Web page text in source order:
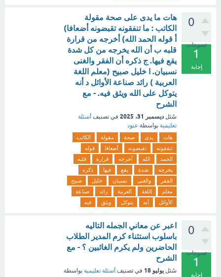
0
تصويتات
1
إجابة
هات ما يدى على صحة مقولة
الكاتب : ما تنفقونه تقبضونه أضعافا)
أ قوله الحمد الله) أخرجه من قرارة
قلبه ب أن الله يخرجه من كل شدة
يقع فيها. ج ذكره أن الفقر والغنى
نسبيان. ا خليل صبيح (معلم اللغة
العربية ) رائد صناعة الأوائل د أنه
يتوكل على الله ويثق فيه. - مع
الشرح
سُئل ديسمبر 31، 2025 في تصنيف أسئلة
تعليمية بواسطة عبود
هات يدى صحة مقولة
الكاتب
تنفقونه
تقبضونه أضعافا
قوله
الحمد
الله أخرجه قرارة
قلبه
يخرجه
شدة يقع فيها
ذكره
الفقر
والغنى نسبيان خليل
صبيح
معلم
اللغة العربية رائد
صناعة
الأوائل
أنه يتوكل ويثق فيه
0
تصويتات
1
إجابة
اعبر عن معاني الجمله التاليه
باسلوب استثناء كرم المدير الطلاب
الحاضرين ولم يكرم الغائبين ؟ - مع
الشرح
سُئل يوليو 18 في تصنيف أسئلة تعليمية بواسطة